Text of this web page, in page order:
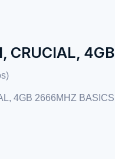
CRUCIAL, 4GB
4GB 2666MHZ BASICS